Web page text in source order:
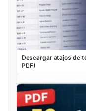
Descargar atajos de
PDF)